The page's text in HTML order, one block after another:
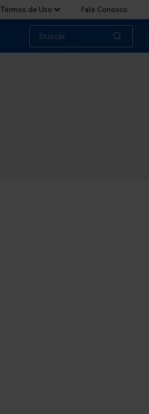
Termos de Uso Fale Conosco